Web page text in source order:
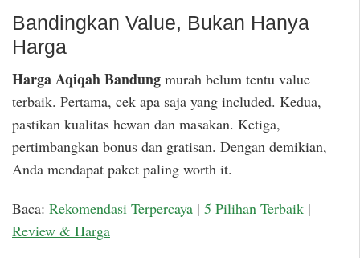
Bandingkan Value, Bukan Hanya
Harga
Harga Aqiqah Bandung murah belum tentu value
terbaik. Pertama, cek apa saja yang included. Kedua,
pastikan kualitas hewan dan masakan. Ketiga,
pertimbangkan bonus dan gratisan. Dengan demikian,
Anda mendapat paket paling worth it.
Baca: Rekomendasi Terpercaya | 5 Pilihan Terbaik |
Review & Harga